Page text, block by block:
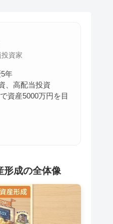
資家
、高配当投資
資産5000万円を目
形成の全体像